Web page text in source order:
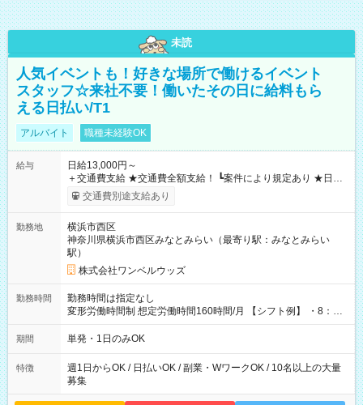
未読
人気イベントも！好きな場所で働けるイベント
スタッフ☆来社不要！働いたその日に給料もら
える日払い/T1
アルバイト 職種未経験OK
給与
日給13,000円～
＋交通費支給 ★交通費全額支給！ ┗案件により規定あり ★日払
いOK！（規定あり） ┗働いたその日に現金GET♪ お仕事後はコ
ンビニATMから 日払い分を引き落とせます！ 【試用期間】試
交通費別途支給あり
勤務地
横浜市西区
神奈川県横浜市西区みなとみらい（最寄り駅：みなとみらい
駅）
株式会社ワンベルウッズ
勤務時間
勤務時間は指定なし
変形労働時間制 想定労働時間160時間/月 【シフト例】 ・8：00
～21：00
期間 単発・1日のみOK
特徴
週1日からOK / 日払いOK / 副業・WワークOK / 10名以上の大量
募集